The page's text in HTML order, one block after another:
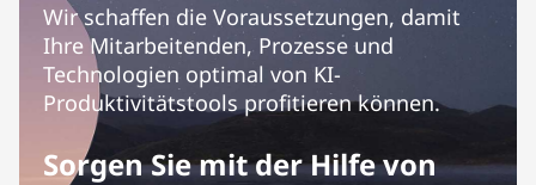
Wir schaffen die Voraussetzungen, damit
Ihre Mitarbeitenden, Prozesse und
Technologien optimal von KI-
Produktivitätstools profitieren können.
Sorgen Sie mit der Hilfe von